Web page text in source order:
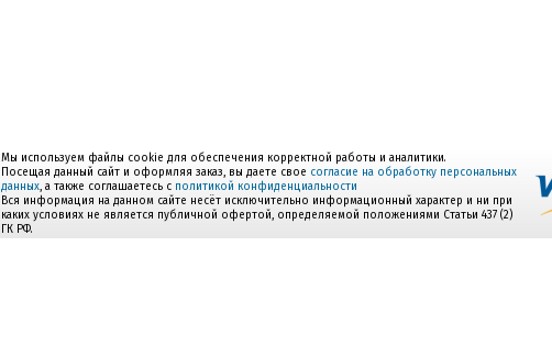
Мы используем файлы cookie для обеспечения корректной работы и аналитики.
Посещая данный сайт и оформляя заказ, вы даете свое согласие на обработку персональных
данных, а также соглашаетесь с политикой конфиденциальности
Вся информация на данном сайте несёт исключительно информационный характер и ни при
каких условиях не является публичной офертой, определяемой положениями Статьи 437 (2)
ГК РФ.